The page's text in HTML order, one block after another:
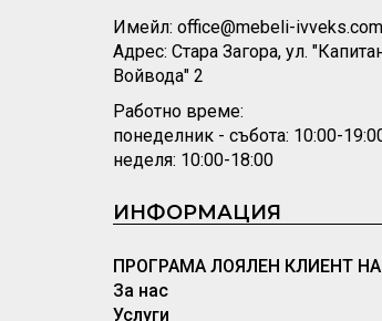
Имейл: office@mebeli-ivveks.com
Адрес: Стара Загора, ул.
Войвода" 2
Работно време:
понеделник - събота: 10:00-
неделя: 10:00-18:00
ИНФОРМАЦИЯ
ПРОГРАМА ЛОЯЛЕН КЛИЕНТ
За нас
Услуги